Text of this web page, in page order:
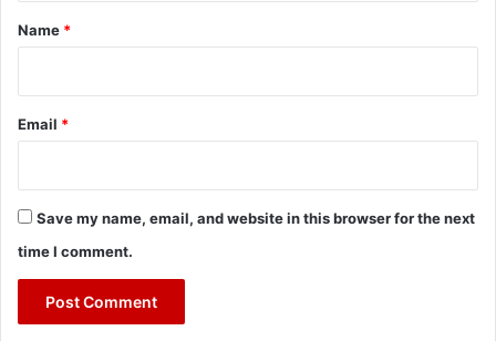
*
Name *
Email *
Save my name, email, and website in this browser for the next
time I comment.